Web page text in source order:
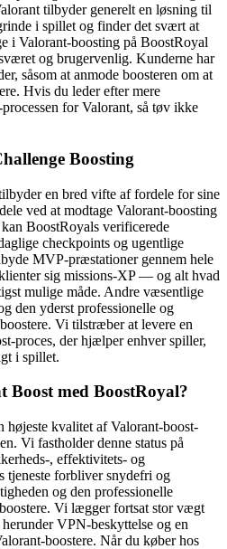
tilbyder generelt en løsning til
i spillet og finder det svært at
i Valorant-boosting på BoostRoyal
og brugervenlig. Kunderne har
såsom at anmode boosteren om at
Hvis du leder efter mere
for Valorant, så tøv ikke
Boosting
en bred vifte af fordele for sine
ved at modtage Valorant-boosting
BoostRoyals verificerede
checkpoints og ugentlige
MVP-præstationer gennem hele
sig missions-XP — og alt hvad
mulige måde. Andre væsentlige
den yderst professionelle og
Vi tilstræber at levere en
proces, der hjælper enhver spiller,
i spillet.
med BoostRoyal?
højeste kvalitet af Valorant-boost-
Vi fastholder denne status på
, effektivitets- og
tjeneste forbliver snydefri og
og den professionelle
Vi lægger fortsat stor vægt
VPN-beskyttelse og en
boostere. Når du køber hos